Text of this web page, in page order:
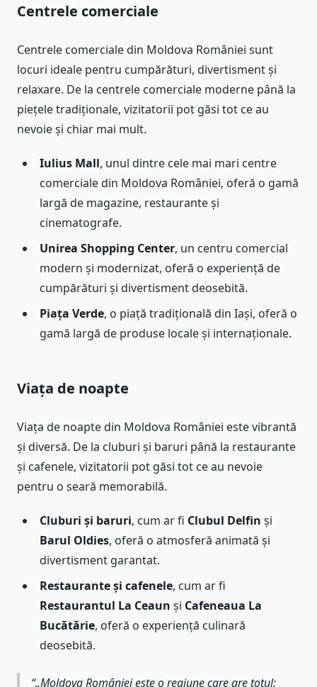
Centrele comerciale
Centrele comerciale din Moldova României sunt
locuri ideale pentru cumpărături, divertisment și
relaxare. De la centrele comerciale moderne până la
piețele tradiționale, vizitatorii pot găsi tot ce au
nevoie și chiar mai mult.
Iulius Mall, unul dintre cele mai mari centre
comerciale din Moldova României, oferă o gamă
largă de magazine, restaurante și
cinematografe.
Unirea Shopping Center, un centru comercial
modern și modernizat, oferă o experiență de
cumpărături și divertisment deosebită.
Piața Verde, o piață tradițională din Iași, oferă o
gamă largă de produse locale și internaționale.
Viața de noapte
Viața de noapte din Moldova României este vibrantă
și diversă. De la cluburi și baruri până la restaurante
și cafenele, vizitatorii pot găsi tot ce au nevoie
pentru o seară memorabilă.
Cluburi și baruri, cum ar fi Clubul Delfin și
Barul Oldies, oferă o atmosferă animată și
divertisment garantat.
Restaurante și cafenele, cum ar fi
Restaurantul La Ceaun și Cafeneaua La
Bucătărie, oferă o experiență culinară
deosebită.
„Moldova României este o regiune care are totul: